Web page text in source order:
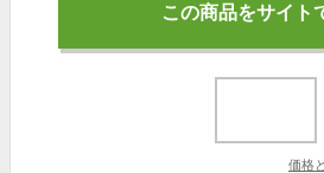
この商品をサイト
価格